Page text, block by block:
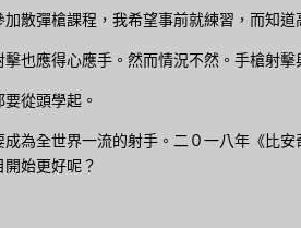
散彈槍課程，我希望事前就練習，而知
也應得心應手。然而情況不然。手槍射
從頭學起。
為全世界一流的射手。二０一八年《比
始更好呢？